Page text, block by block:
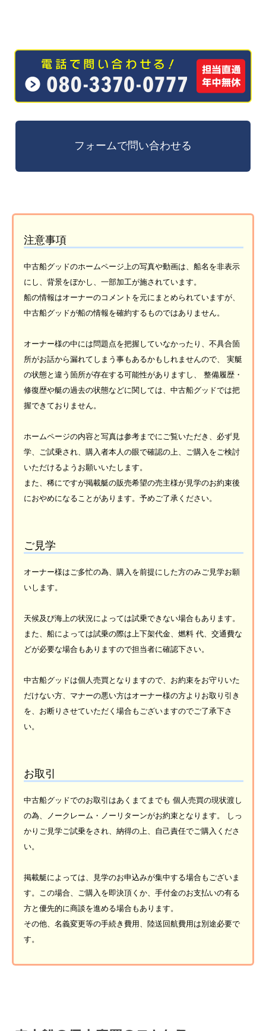
注意事項
中古船グッドのホームページ上の写真や動画は、船名を非表示
にし、背景をぼかし、一部加工が施されています。
船の情報はオーナーのコメントを元にまとめられていますが、
中古船グッドが船の情報を確約するものではありません。
オーナー様の中には問題点を把握していなかったり、不具合箇
所がお話から漏れてしまう事もあるかもしれませんので、 実艇
の状態と違う箇所が存在する可能性がありますし、 整備履歴・
修復歴や艇の過去の状態などに関しては、中古船グッドでは把
握できておりません。
ホームページの内容と写真は参考までにご覧いただき、必ず見
学、ご試乗され、購入者本人の眼で確認の上、ご購入をご検討
いただけるようお願いいたします。
また、稀にですが掲載艇の販売希望の売主様が見学のお約束後
におやめになることがあります。予めご了承ください。
ご見学
オーナー様はご多忙の為、購入を前提にした方のみご見学お願
いします。
天候及び海上の状況によっては試乗できない場合もあります。
また、船によっては試乗の際は上下架代金、燃料 代、交通費な
どが必要な場合もありますので担当者に確認下さい。
中古船グッドは個人売買となりますので、お約束をお守りいた
だけない方、マナーの悪い方はオーナー様の方よりお取り引き
を、お断りさせていただく場合もございますのでご了承下さ
い。
お取引
中古船グッドでのお取引はあくまてまでも 個人売買の現状渡し
の為、ノークレーム・ノーリターンがお約束となります。 しっ
かりご見学ご試乗をされ、納得の上、自己責任でご購入くださ
い。
掲載艇によっては、見学のお申込みが集中する場合もございま
す。この場合、ご購入を即決頂くか、手付金のお支払いの有る
方と優先的に商談を進める場合もあります。
その他、名義変更等の手続き費用、陸送回航費用は別途必要で
す。